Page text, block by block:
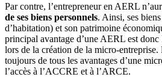
Par contre, l’entrepreneur en AERL
de ses biens personnels. Ainsi, ses
d’habitation) et son patrimoine
principal avantage d’une AERL est donc
lors de la création de la micro-
toujours de tous les avantages d’une
l’accès à l’ACCRE et à l’ARCE.